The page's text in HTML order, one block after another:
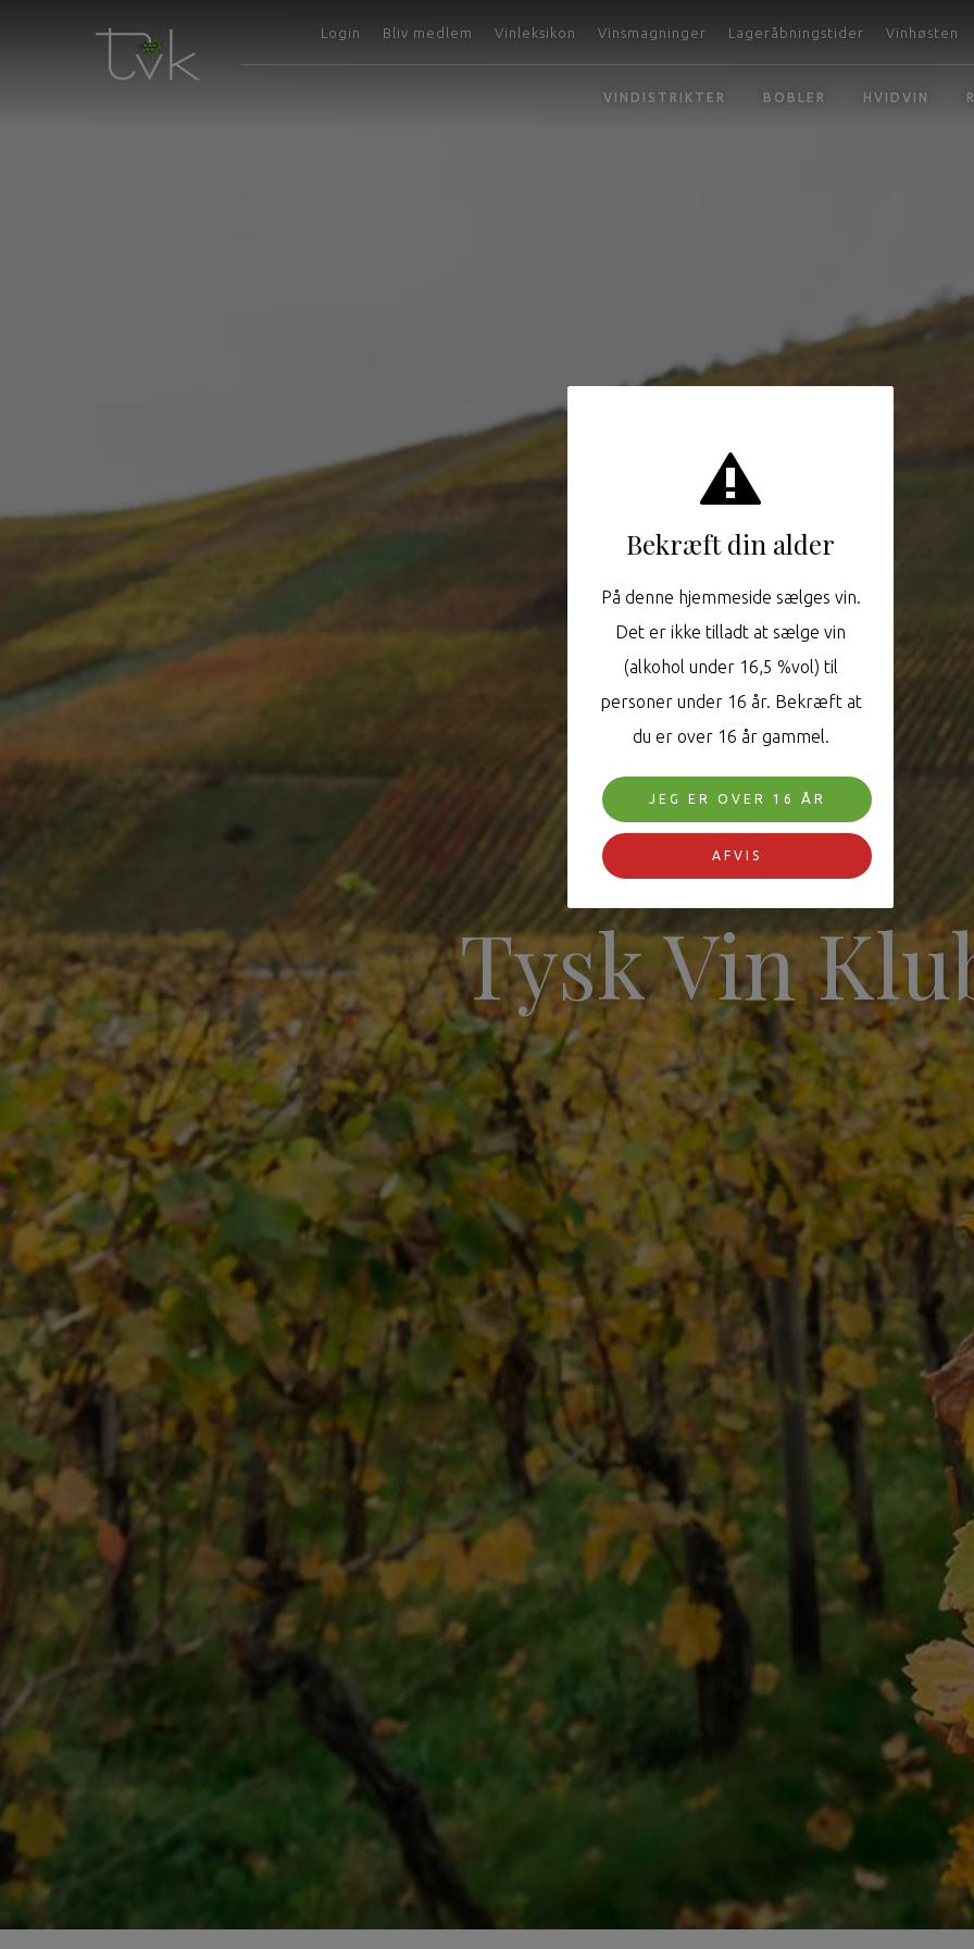
Bekræft din alder
På denne hjemmeside sælges vin.
Det er ikke tilladt at sælge vin
(alkohol under 16,5 %vol) til
personer under 16 år. Bekræft at
du er over 16 år gammel.
JEG ER OVER 16 ÅR
AFVIS
Login Bliv medlem Vinleksikon Vinsmagninger Lageråbningstider Vinhøsten
VINDISTRIKTER BOBLER HVIDVIN
Tysk Vin